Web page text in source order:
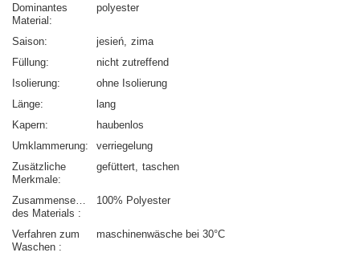
Dominantes
Material
polyester
Saison jesień zima
Füllung
nicht zutreffend
Isolierung
ohne Isolierung
Länge
lang
Kapern
haubenlos
Umklammerung
verriegelung
Zusätzliche
Merkmale
gefüttert taschen
Zusammensetzung
des Materials
100% Polyester
Verfahren zum
Waschen
maschinenwäsche bei 30°C